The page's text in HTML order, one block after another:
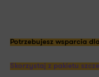
Potrzebujesz wsparcia
Skorzystaj z pakietu